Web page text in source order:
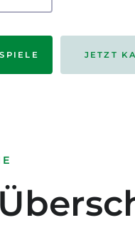
JETZT